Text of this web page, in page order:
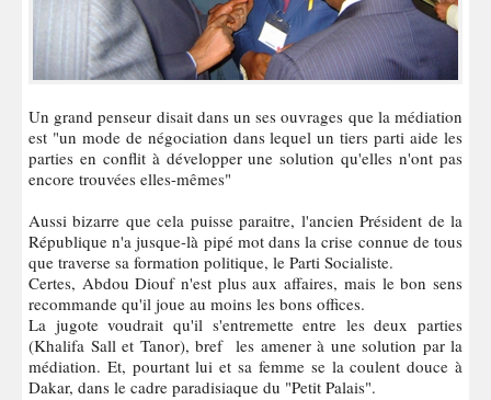
Un grand penseur disait dans un ses ouvrages que la médiation
est "un mode de négociation dans lequel un tiers parti aide les
parties en conflit à développer une solution qu'elles n'ont pas
encore trouvées elles-mêmes"
Aussi bizarre que cela puisse paraitre, l'ancien Président de la
République n'a jusque-là pipé mot dans la crise connue de tous
que traverse sa formation politique, le Parti Socialiste.
Certes, Abdou Diouf n'est plus aux affaires, mais le bon sens
recommande qu'il joue au moins les bons offices.
La jugote voudrait qu'il s'entremette entre les deux parties
(Khalifa Sall et Tanor), bref les amener à une solution par la
médiation. Et, pourtant lui et sa femme se la coulent douce à
Dakar, dans le cadre paradisiaque du "Petit Palais".